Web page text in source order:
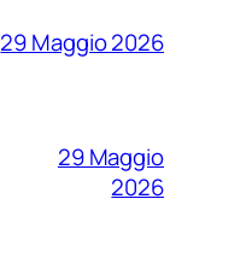
29 Maggio 2026
29 Maggio
2026